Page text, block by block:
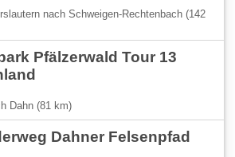
nach Schweigen-Rechtenbach (142
Pfälzerwald Tour 13
Dahn (81 km)
Dahner Felsenpfad